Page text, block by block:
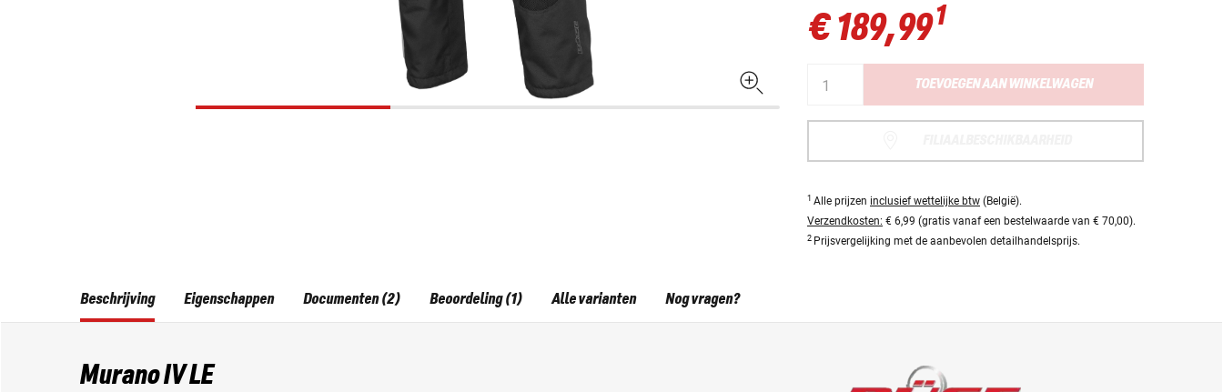
€ 189,991
TOEVOEGEN AAN WINKELWAGEN
1 Alle prijzen inclusief wettelijke btw (België).
Verzendkosten: € 6,99 (gratis vanaf een bestelwaarde van € 70,00).
2 Prijsvergelijking met de aanbevolen detailhandelsprijs.
Beschrijving
Murano IV LE
Eigenschappen Documenten (2) Beoordeling (1) Alle varianten Nog vragen?